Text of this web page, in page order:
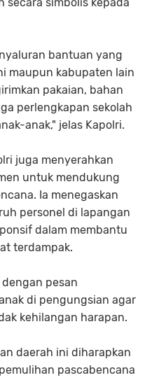
bantuan yang
maupun kabupaten lain
pakaian, bahan
perlengkapan sekolah
anak," jelas Kapolri.
juga menyerahkan
untuk mendukung
Ia menegaskan
personel di lapangan
dalam membantu
terdampak.
pesan
di pengungsian agar
kehilangan harapan.
daerah ini diharapkan
pascabencana